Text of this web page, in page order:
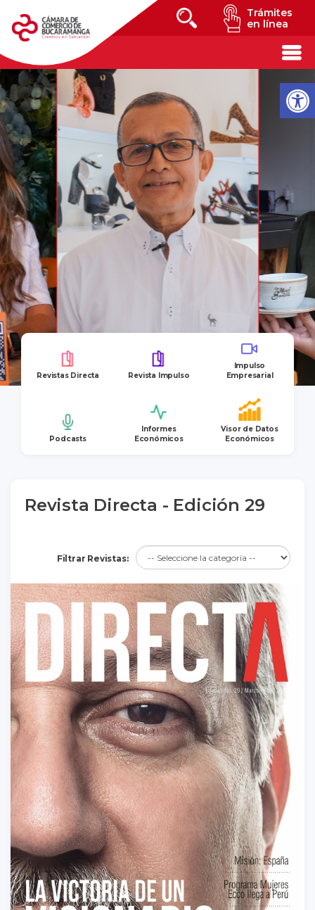
Trámites
en línea
Revistas Directa Revista Impulso
Impulso
Empresarial
Podcasts
Informes
Económicos
Visor de Datos
Económicos
Revista Directa - Edición 29
Filtrar Revistas: